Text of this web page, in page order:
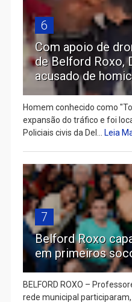
6
Com apoio de
de Belford Roxo,
acusado de
Homem conhecido como
expansão do tráfico e foi
Policiais civis da Del...
Leia
7
Belford Roxo
em primeiros
BELFORD ROXO –
rede municipal